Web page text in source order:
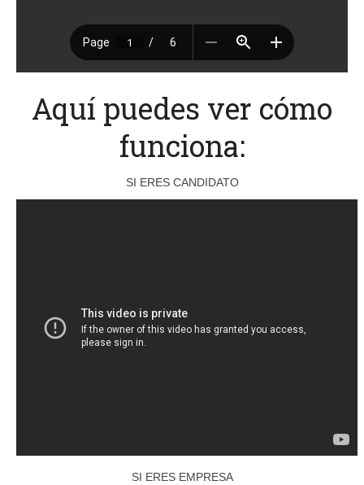
Aquí puedes ver cómo
funciona:
SI ERES CANDIDATO
SI ERES EMPRESA